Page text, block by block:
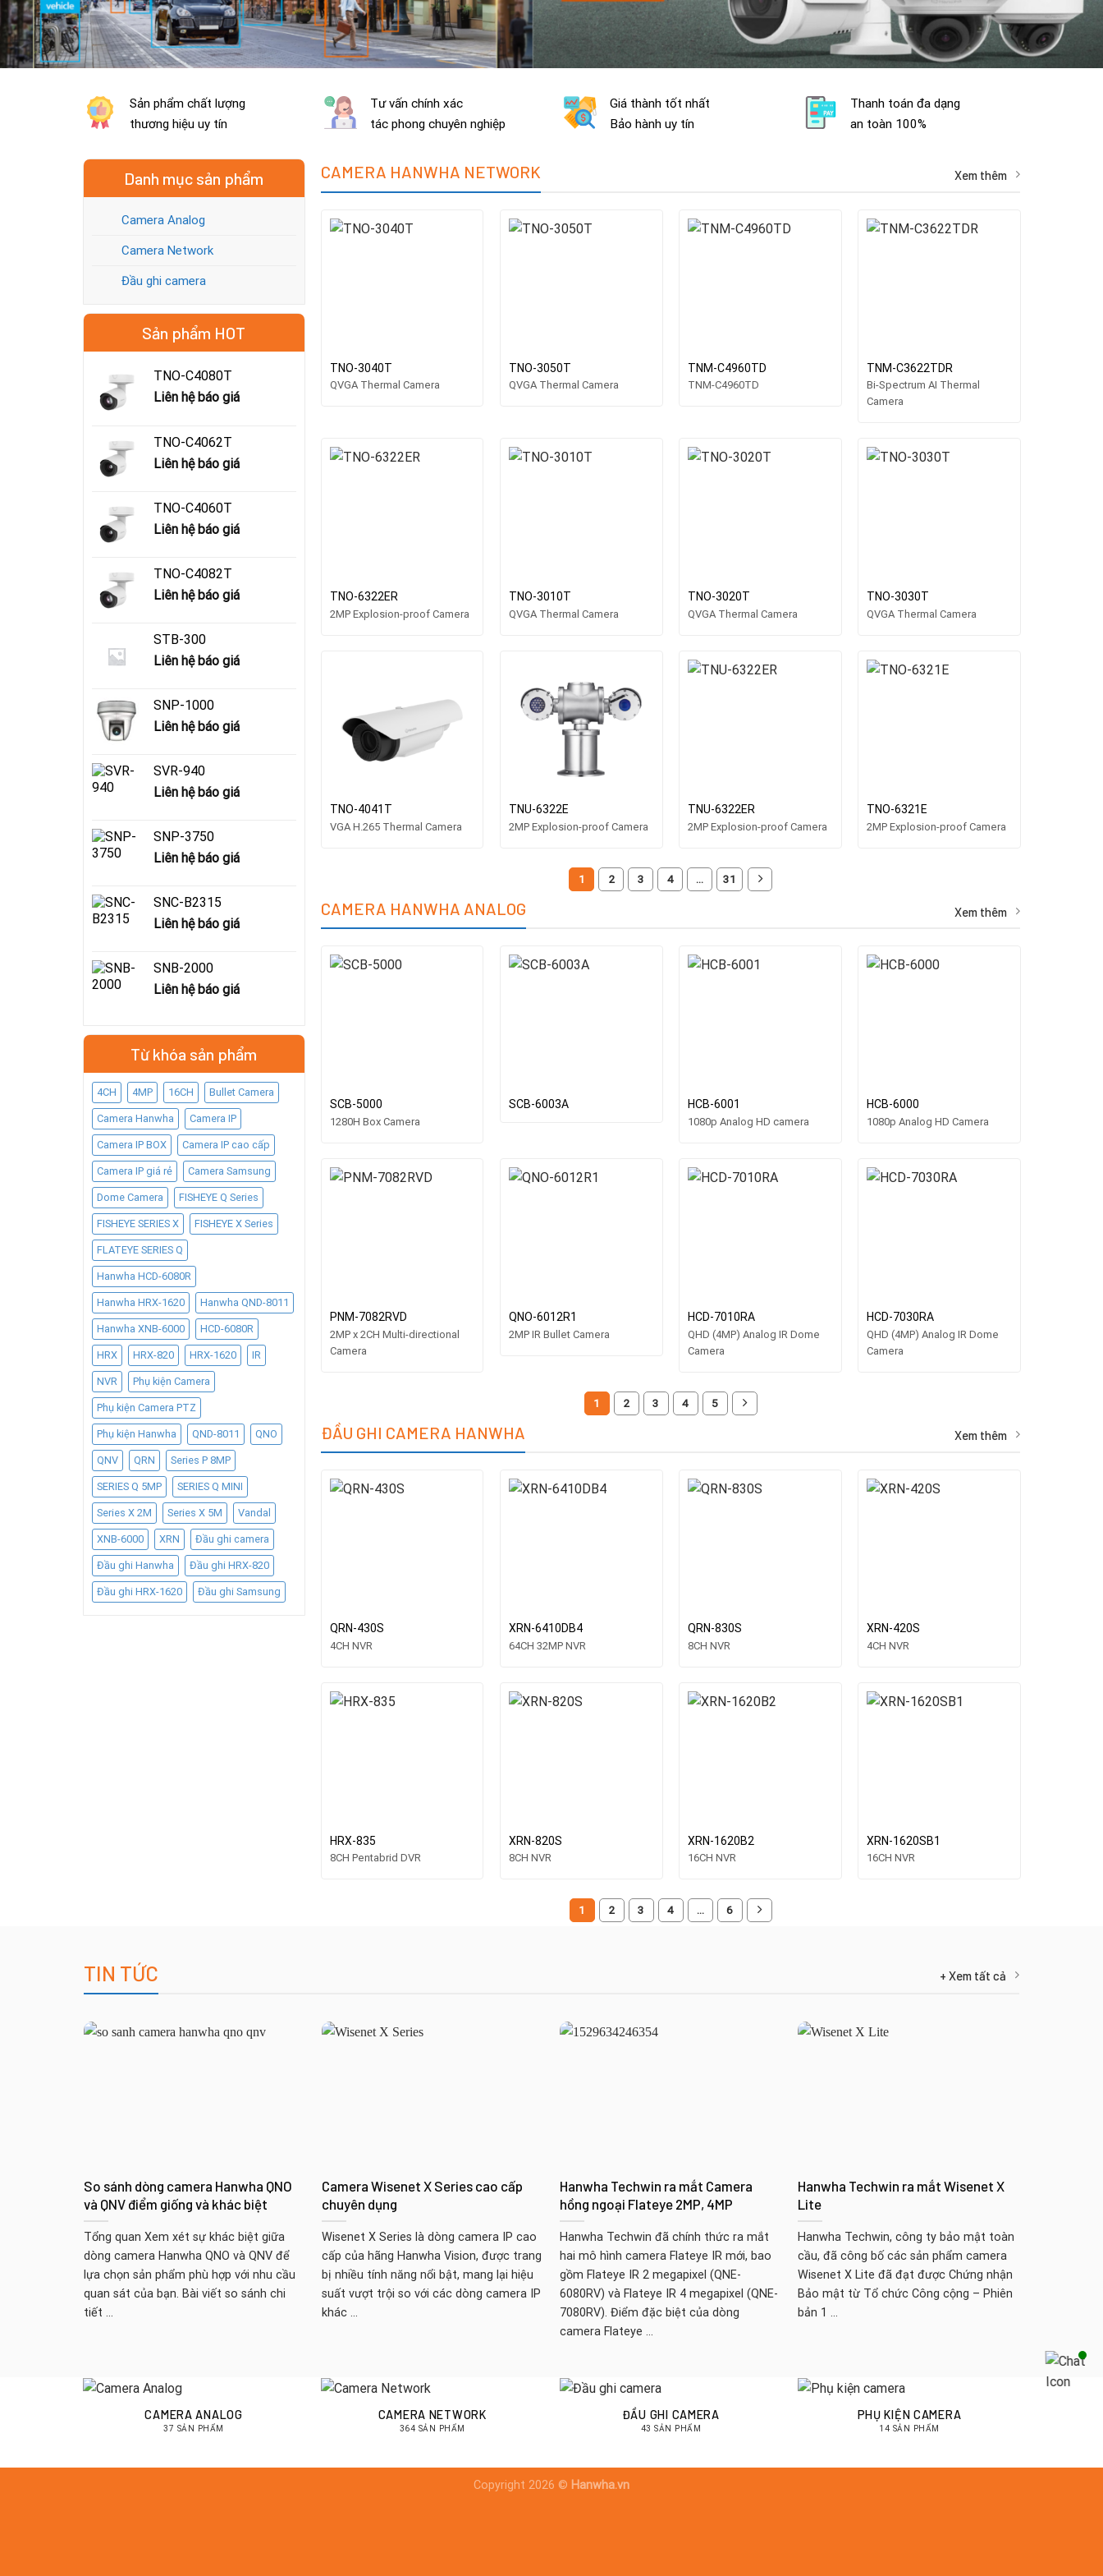
Sản phẩm chất lượng
thương hiệu uy tín
Tư vấn chính xác
tác phong chuyên nghiệp
Giá thành tốt nhất
Bảo hành uy tín
Thanh toán đa dạng
an toàn 100%
Danh mục sản phẩm
Camera Analog
Camera Network
Đầu ghi camera
Sản phẩm HOT
TNO-C4080T
Liên hệ báo giá
TNO-C4062T
Liên hệ báo giá
TNO-C4060T
Liên hệ báo giá
TNO-C4082T
Liên hệ báo giá
STB-300
Liên hệ báo giá
SNP-1000
Liên hệ báo giá
SVR-940
Liên hệ báo giá
SNP-3750
Liên hệ báo giá
SNC-B2315
Liên hệ báo giá
SNB-2000
Liên hệ báo giá
Từ khóa sản phẩm
4CH 4MP 16CH Bullet Camera
Camera Hanwha Camera IP
Camera IP BOX Camera IP cao cấp
Camera IP giá rẻ Camera Samsung
Dome Camera FISHEYE Q Series
FISHEYE SERIES X FISHEYE X Series
FLATEYE SERIES Q
Hanwha HCD-6080R
Hanwha HRX-1620 Hanwha QND-8011
Hanwha XNB-6000 HCD-6080R
HRX HRX-820 HRX-1620 IR
NVR Phụ kiện Camera
Phụ kiện Camera PTZ
Phụ kiện Hanwha QND-8011 QNO
QNV QRN Series P 8MP
SERIES Q 5MP SERIES Q MINI
Series X 2M Series X 5M Vandal
XNB-6000 XRN Đầu ghi camera
Đầu ghi Hanwha Đầu ghi HRX-820
Đầu ghi HRX-1620 Đầu ghi Samsung
CAMERA HANWHA NETWORK Xem thêm
TNO-4041T
VGA H.265 Thermal Camera
TNU-6322E
2MP Explosion-proof Camera
TNU-6322ER
2MP Explosion-proof Camera
TNO-6321E
2MP Explosion-proof Camera
TNO-6322ER
2MP Explosion-proof Camera
TNO-3010T
QVGA Thermal Camera
TNO-3020T
QVGA Thermal Camera
TNO-3030T
QVGA Thermal Camera
TNO-3040T
QVGA Thermal Camera
TNO-3050T
QVGA Thermal Camera
TNM-C4960TD
TNM-C4960TD
TNM-C3622TDR
Bi-Spectrum AI Thermal
Camera
1 2 3 4 … 31
CAMERA HANWHA ANALOG Xem thêm
PNM-7082RVD
2MP x 2CH Multi-directional
Camera
QNO-6012R1
2MP IR Bullet Camera
HCD-7010RA
QHD (4MP) Analog IR Dome
Camera
HCD-7030RA
QHD (4MP) Analog IR Dome
Camera
SCB-5000
1280H Box Camera
SCB-6003A HCB-6001
1080p Analog HD camera
HCB-6000
1080p Analog HD Camera
1 2 3 4 5
ĐẦU GHI CAMERA HANWHA Xem thêm
HRX-835
8CH Pentabrid DVR
XRN-820S
8CH NVR
XRN-1620B2
16CH NVR
XRN-1620SB1
16CH NVR
QRN-430S
4CH NVR
XRN-6410DB4
64CH 32MP NVR
QRN-830S
8CH NVR
XRN-420S
4CH NVR
1 2 3 4 … 6
TIN TỨC + Xem tất cả
So sánh dòng camera Hanwha QNO
và QNV điểm giống và khác biệt
Tổng quan Xem xét sự khác biệt giữa
dòng camera Hanwha QNO và QNV để
lựa chọn sản phẩm phù hợp với nhu cầu
quan sát của bạn. Bài viết so sánh chi
tiết ...
Camera Wisenet X Series cao cấp
chuyên dụng
Wisenet X Series là dòng camera IP cao
cấp của hãng Hanwha Vision, được trang
bị nhiều tính năng nổi bật, mang lại hiệu
suất vượt trội so với các dòng camera IP
khác ...
Hanwha Techwin ra mắt Camera
hồng ngoại Flateye 2MP, 4MP
Hanwha Techwin đã chính thức ra mắt
hai mô hình camera Flateye IR mới, bao
gồm Flateye IR 2 megapixel (QNE-
6080RV) và Flateye IR 4 megapixel (QNE-
7080RV). Điểm đặc biệt của dòng
camera Flateye ...
Hanwha Techwin ra mắt Wisenet X
Lite
Hanwha Techwin, công ty bảo mật toàn
cầu, đã công bố các sản phẩm camera
Wisenet X Lite đã đạt được Chứng nhận
Bảo mật từ Tổ chức Công cộng – Phiên
bản 1 ...
CAMERA ANALOG
37 SẢN PHẨM
CAMERA NETWORK
364 SẢN PHẨM
ĐẦU GHI CAMERA
43 SẢN PHẨM
PHỤ KIỆN CAMERA
14 SẢN PHẨM
Copyright 2026 © Hanwha.vn